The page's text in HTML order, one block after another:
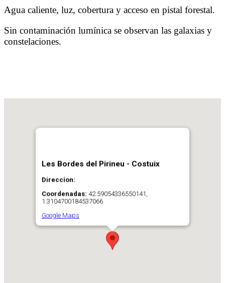
Agua caliente, luz, cobertura y acceso en pistal forestal.
Sin contaminación lumínica se observan las galaxias y
constelaciones.
Les Bordes del Pirineu - Costuix
Direccion:
Coordenadas: 42.59054336550141,
1.3104700184537066
Google Maps